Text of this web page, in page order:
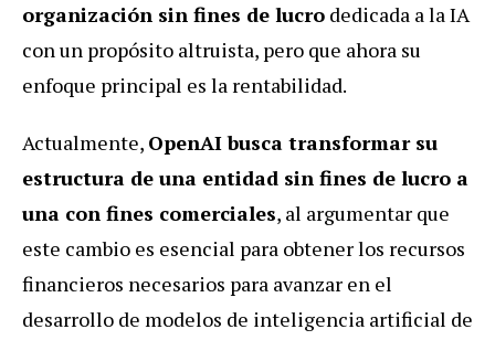
organización sin fines de lucro dedicada a la IA
con un propósito altruista, pero que ahora su
enfoque principal es la rentabilidad.
Actualmente, OpenAI busca transformar su
estructura de una entidad sin fines de lucro a
una con fines comerciales, al argumentar que
este cambio es esencial para obtener los recursos
financieros necesarios para avanzar en el
desarrollo de modelos de inteligencia artificial de